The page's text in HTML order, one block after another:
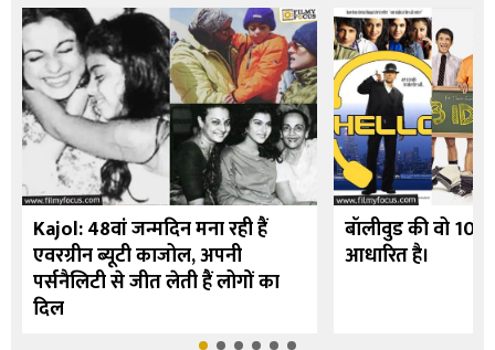
Kajol: 48वां जन्मदिन मना रही हैं
एवरग्रीन ब्यूटी काजोल, अपनी
पर्सनैलिटी से जीत लेती हैं लोगों का
दिल
बॉलीवुड की वो 10
आधारित है।